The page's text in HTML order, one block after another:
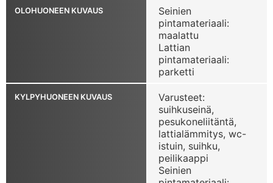
OLOHUONEEN KUVAUS
Seinien
pintamateriaali:
maalattu
Lattian
pintamateriaali:
parketti
KYLPYHUONEEN KUVAUS
Varusteet:
suihkuseinä,
pesukoneliitäntä,
lattialämmitys, wc-
istuin, suihku,
peilikaappi
Seinien